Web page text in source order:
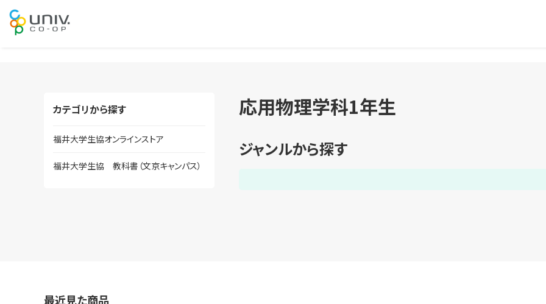
カテゴリから探す
福井大学生協オンラインストア
福井大学生協 教科書（文京キャンパス）
応用物理学科1年生
最近見た商品